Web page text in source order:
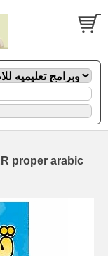
proper arabic